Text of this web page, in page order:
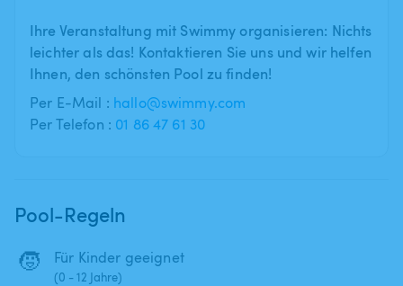
Ihre Veranstaltung mit Swimmy organisieren: Nichts
leichter als das! Kontaktieren Sie uns und wir helfen
Ihnen, den schönsten Pool zu finden!
Per E-Mail : hallo@swimmy.com
Per Telefon : 01 86 47 61 30
Pool-Regeln
🧒 Für Kinder geeignet
(0 - 12 Jahre)